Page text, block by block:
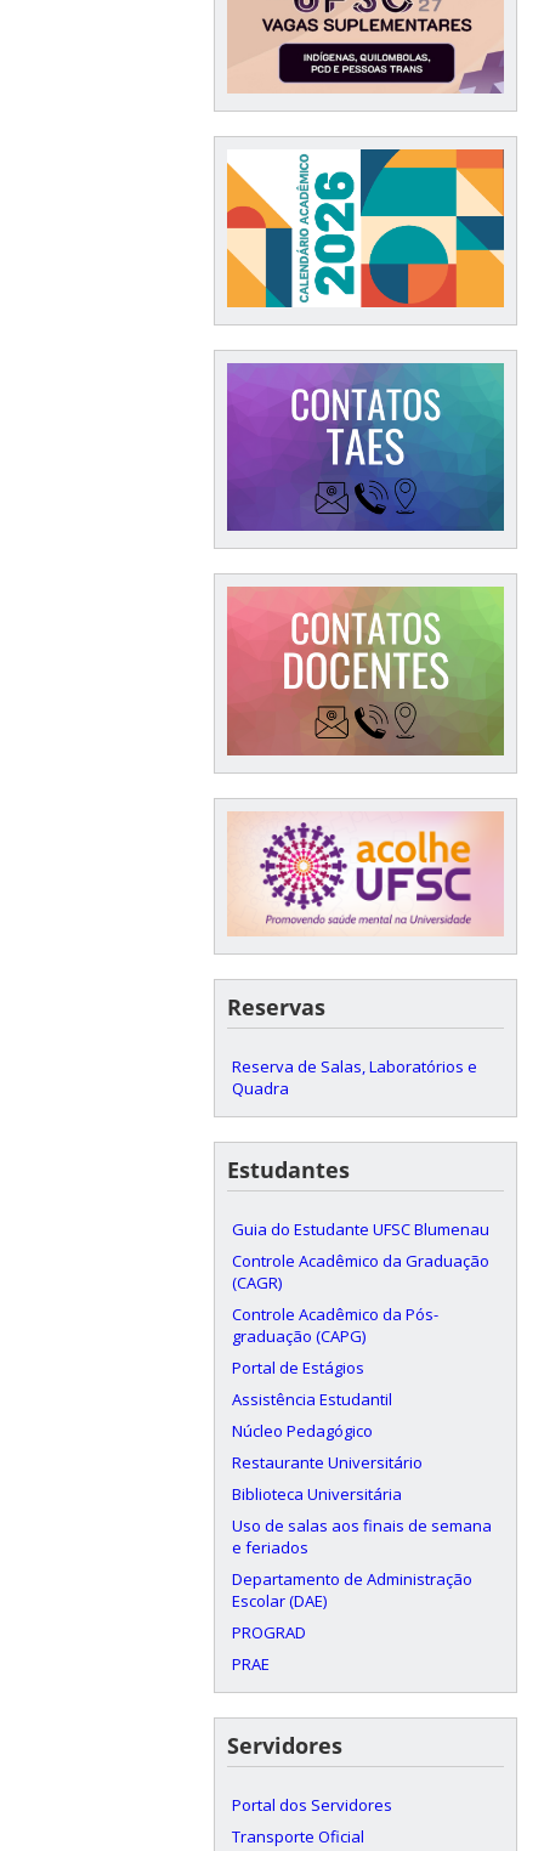
Reservas
Reserva de Salas, Laboratórios e
Quadra
Estudantes
Guia do Estudante UFSC Blumenau
Controle Acadêmico da Graduação
(CAGR)
Controle Acadêmico da Pós-
graduação (CAPG)
Portal de Estágios
Assistência Estudantil
Núcleo Pedagógico
Restaurante Universitário
Biblioteca Universitária
Uso de salas aos finais de semana
e feriados
Departamento de Administração
Escolar (DAE)
PROGRAD
PRAE
Servidores
Portal dos Servidores
Transporte Oficial